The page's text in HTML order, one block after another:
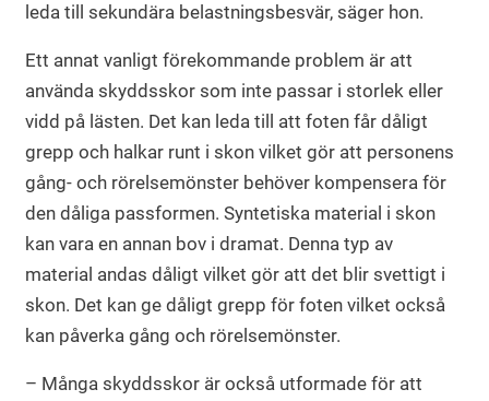
leda till sekundära belastningsbesvär, säger hon.
Ett annat vanligt förekommande problem är att
använda skyddsskor som inte passar i storlek eller
vidd på lästen. Det kan leda till att foten får dåligt
grepp och halkar runt i skon vilket gör att personens
gång- och rörelsemönster behöver kompensera för
den dåliga passformen. Syntetiska material i skon
kan vara en annan bov i dramat. Denna typ av
material andas dåligt vilket gör att det blir svettigt i
skon. Det kan ge dåligt grepp för foten vilket också
kan påverka gång och rörelsemönster.
– Många skyddsskor är också utformade för att